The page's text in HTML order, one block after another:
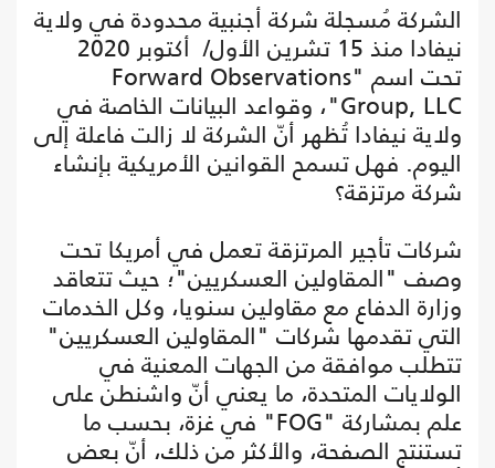
الشركة مُسجلة شركة أجنبية محدودة في ولاية
نيفادا منذ 15 تشرين الأول/ أكتوبر 2020
تحت اسم "Forward Observations
Group, LLC"، وقواعد البيانات الخاصة في
ولاية نيفادا تُظهر أنّ الشركة لا زالت فاعلة إلى
اليوم. فهل تسمح القوانين الأمريكية بإنشاء
شركة مرتزقة؟
شركات تأجير المرتزقة تعمل في أمريكا تحت
وصف "المقاولين العسكريين"؛ حيث تتعاقد
وزارة الدفاع مع مقاولين سنويا، وكل الخدمات
التي تقدمها شركات "المقاولين العسكريين"
تتطلب موافقة من الجهات المعنية في
الولايات المتحدة، ما يعني أنّ واشنطن على
علم بمشاركة "FOG" في غزة، بحسب ما
تستنتج الصفحة، والأكثر من ذلك، أنّ بعض